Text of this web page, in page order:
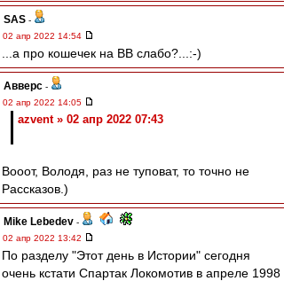
SAS -
02 апр 2022 14:54
...а про кошечек на ВВ слабо?...:-)
Авверс -
02 апр 2022 14:05
azvent » 02 апр 2022 07:43
Вооот, Володя, раз не туповат, то точно не
Рассказов.)
Mike Lebedev -
02 апр 2022 13:42
По разделу "Этот день в Истории" сегодня
очень кстати Спартак Локомотив в апреле 1998